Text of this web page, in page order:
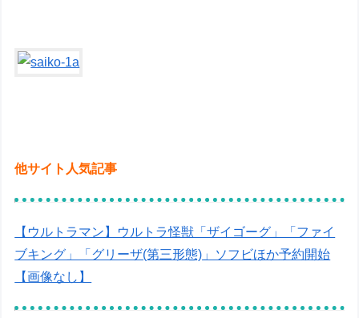
他サイト人気記事
【ウルトラマン】ウルトラ怪獣「ザイゴーグ」「ファイ
ブキング」「グリーザ(第三形態)」ソフビほか予約開始
【画像なし】